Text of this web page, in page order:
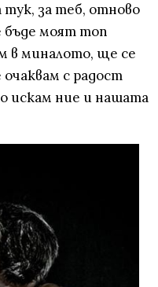
за теб, отново
бъде моят топ
в миналото, ще се
с радост
искам ние и нашата